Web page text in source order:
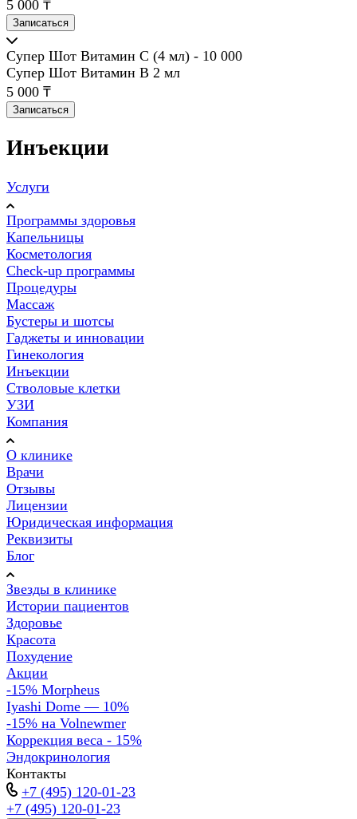
5 000 ₸
Записаться
Супер Шот Витамин C (4 мл) - 10 000
Супер Шот Витамин B 2 мл
5 000 ₸
Записаться
Инъекции
Услуги
Программы здоровья
Капельницы
Косметология
Check-up программы
Процедуры
Массаж
Бустеры и шотсы
Гаджеты и инновации
Гинекология
Инъекции
Стволовые клетки
УЗИ
Компания
О клинике
Врачи
Отзывы
Лицензии
Юридическая информация
Реквизиты
Блог
Звезды в клинике
Истории пациентов
Здоровье
Красота
Похудение
Акции
-15% Morpheus
Iyashi Dome — 10%
-15% на Volnewmer
Коррекция веса - 15%
Эндокринология
Контакты
+7 (495) 120-01-23
+7 (495) 120-01-23